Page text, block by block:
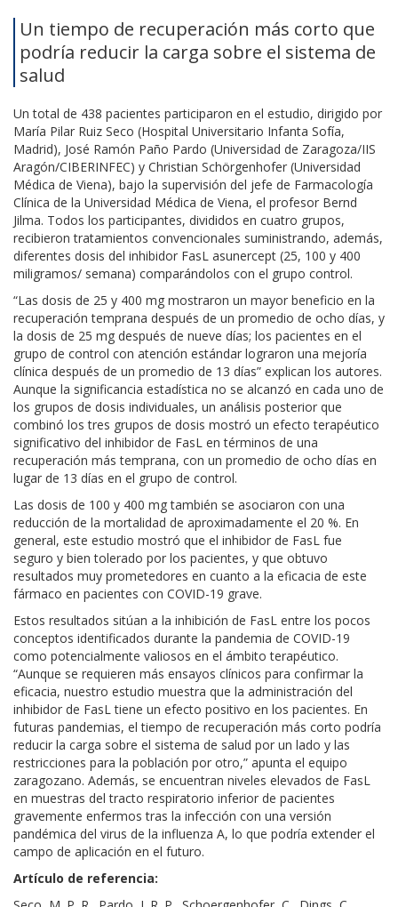
Un tiempo de recuperación más corto que
podría reducir la carga sobre el sistema de
salud
Un total de 438 pacientes participaron en el estudio, dirigido por
María Pilar Ruiz Seco (Hospital Universitario Infanta Sofía,
Madrid), José Ramón Paño Pardo (Universidad de Zaragoza/IIS
Aragón/CIBERINFEC) y Christian Schörgenhofer (Universidad
Médica de Viena), bajo la supervisión del jefe de Farmacología
Clínica de la Universidad Médica de Viena, el profesor Bernd
Jilma. Todos los participantes, divididos en cuatro grupos,
recibieron tratamientos convencionales suministrando, además,
diferentes dosis del inhibidor FasL asunercept (25, 100 y 400
miligramos/ semana) comparándolos con el grupo control.
“Las dosis de 25 y 400 mg mostraron un mayor beneficio en la
recuperación temprana después de un promedio de ocho días, y
la dosis de 25 mg después de nueve días; los pacientes en el
grupo de control con atención estándar lograron una mejoría
clínica después de un promedio de 13 días” explican los autores.
Aunque la significancia estadística no se alcanzó en cada uno de
los grupos de dosis individuales, un análisis posterior que
combinó los tres grupos de dosis mostró un efecto terapéutico
significativo del inhibidor de FasL en términos de una
recuperación más temprana, con un promedio de ocho días en
lugar de 13 días en el grupo de control.
Las dosis de 100 y 400 mg también se asociaron con una
reducción de la mortalidad de aproximadamente el 20 %. En
general, este estudio mostró que el inhibidor de FasL fue
seguro y bien tolerado por los pacientes, y que obtuvo
resultados muy prometedores en cuanto a la eficacia de este
fármaco en pacientes con COVID-19 grave.
Estos resultados sitúan a la inhibición de FasL entre los pocos
conceptos identificados durante la pandemia de COVID-19
como potencialmente valiosos en el ámbito terapéutico.
“Aunque se requieren más ensayos clínicos para confirmar la
eficacia, nuestro estudio muestra que la administración del
inhibidor de FasL tiene un efecto positivo en los pacientes. En
futuras pandemias, el tiempo de recuperación más corto podría
reducir la carga sobre el sistema de salud por un lado y las
restricciones para la población por otro,” apunta el equipo
zaragozano. Además, se encuentran niveles elevados de FasL
en muestras del tracto respiratorio inferior de pacientes
gravemente enfermos tras la infección con una versión
pandémica del virus de la influenza A, lo que podría extender el
campo de aplicación en el futuro.
Artículo de referencia: